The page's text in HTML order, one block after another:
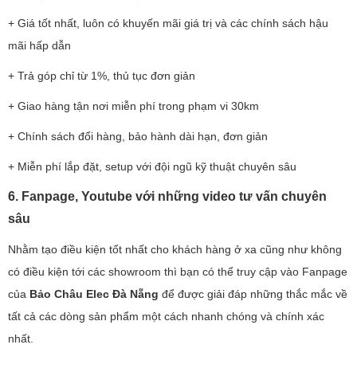
+ Giá tốt nhất, luôn có khuyến mãi giá trị và các chính sách hậu
mãi hấp dẫn
+ Trả góp chỉ từ 1%, thủ tục đơn giản
+ Giao hàng tận nơi miễn phí trong phạm vi 30km
+ Chính sách đổi hàng, bảo hành dài hạn, đơn giản
+ Miễn phí lắp đặt, setup với đội ngũ kỹ thuật chuyên sâu
6. Fanpage, Youtube với những video tư vấn chuyên
sâu
Nhằm tạo điều kiện tốt nhất cho khách hàng ở xa cũng như không
có điều kiện tới các showroom thì bạn có thể truy cập vào Fanpage
của Bảo Châu Elec Đà Nẵng để được giải đáp những thắc mắc về
tất cả các dòng sản phẩm một cách nhanh chóng và chính xác
nhất.